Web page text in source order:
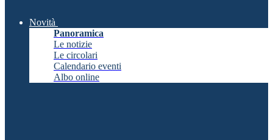
Novità
Panoramica
Le notizie
Le circolari
Calendario eventi
Albo online